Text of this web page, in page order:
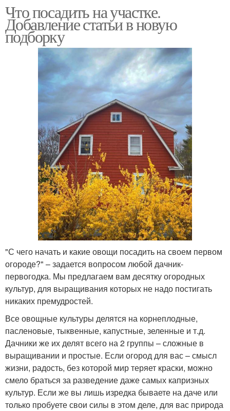
Что посадить на участке.
Добавление статьи в новую
подборку
"С чего начать и какие овощи посадить на своем первом
огороде?" – задается вопросом любой дачник-
первогодка. Мы предлагаем вам десятку огородных
культур, для выращивания которых не надо постигать
никаких премудростей.
Все овощные культуры делятся на корнеплодные,
пасленовые, тыквенные, капустные, зеленные и т.д.
Дачники же их делят всего на 2 группы – сложные в
выращивании и простые. Если огород для вас – смысл
жизни, радость, без которой мир теряет краски, можно
смело браться за разведение даже самых капризных
культур. Если же вы лишь изредка бываете на даче или
только пробуете свои силы в этом деле, для вас природа